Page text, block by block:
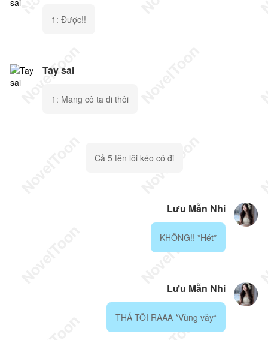
1: Được!!
Tay sai
1: Mang cô ta đi thôi
Cả 5 tên lôi kéo cô đi
Lưu Mẫn Nhi
KHÔNG!! *Hét*
Lưu Mẫn Nhi
THẢ TÔI RAAA *Vùng vẫy*